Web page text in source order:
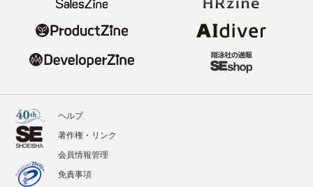
ヘルプ
著作権・リンク
会員情報管理
免責事項